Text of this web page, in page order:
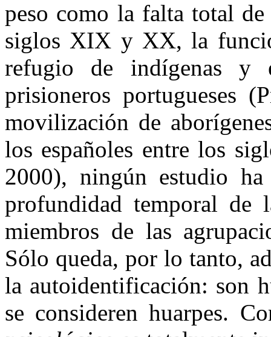
peso como la falta total
siglos XIX y XX, la
refugio de indígenas y
prisioneros portugueses
movilización de
los españoles entre los
2000), ningún estudio
profundidad temporal de
miembros de las
Sólo queda, por lo tanto,
la autoidentificación: son
se consideren huarpes.